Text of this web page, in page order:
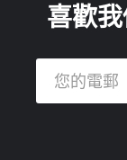
喜歡